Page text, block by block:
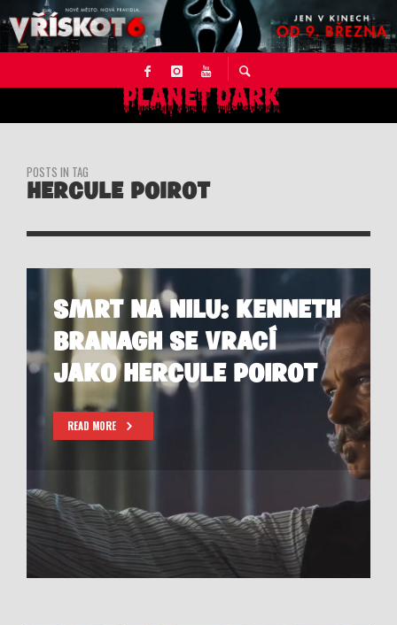
POSTS IN TAG
HERCULE POIROT
SMRT NA NILU: KENNETH
BRANAGH SE VRACÍ
JAKO HERCULE POIROT
READ MORE